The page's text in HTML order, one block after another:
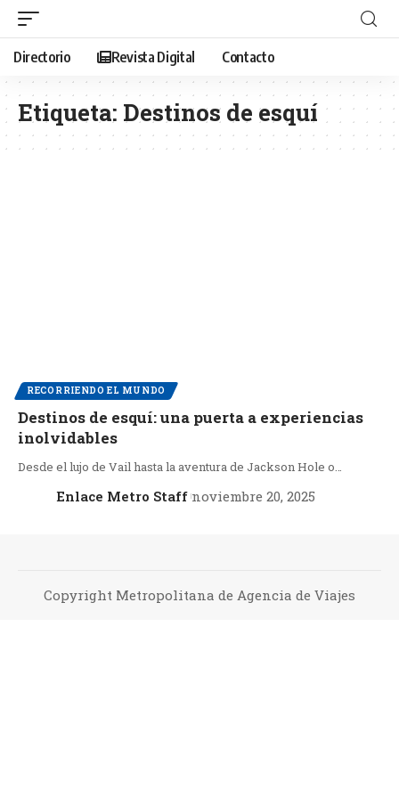
Directorio Revista Digital Contacto
Etiqueta: Destinos de esquí
RECORRIENDO EL MUNDO
Destinos de esquí: una puerta a experiencias
inolvidables
Desde el lujo de Vail hasta la aventura de Jackson Hole o…
Enlace Metro Staff noviembre 20, 2025
Copyright Metropolitana de Agencia de Viajes